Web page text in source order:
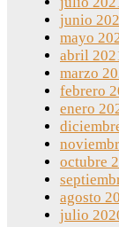
junio
mayo
abril
marzo
febrero
enero
octubre
agosto
julio